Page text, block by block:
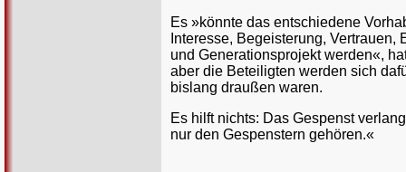
Es »könnte das entschiedene
Interesse, Begeisterung,
und Generationsprojekt werden«,
aber die Beteiligten werden sich
bislang draußen waren.
Es hilft nichts: Das Gespenst
nur den Gespenstern gehören.«